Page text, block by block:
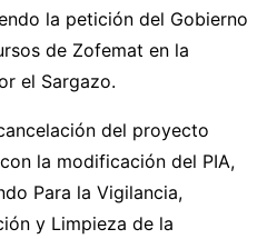
la petición del Gobierno
de Zofemat en la
el Sargazo.
del proyecto
la modificación del PIA,
Para la Vigilancia,
y Limpieza de la